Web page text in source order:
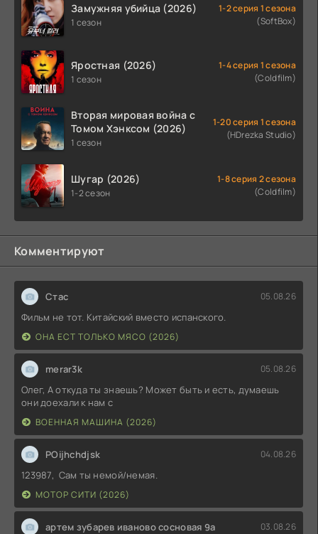
Замужняя убийца (2026)
1 сезон
1-2 серия 1 сезона
(SoftBox)
Яростная (2026)
1 сезон
1-4 серия 1 сезона
(Coldfilm)
Вторая мировая война с
Томом Хэнксом (2026)
1 сезон
1-20 серия 1 сезона
(HDrezka Studio)
Шугар (2026)
1-2 сезон
1-8 серия 2 сезона
(Coldfilm)
Комментируют
Стас 05.08.26
Фильм не тот. Китайский вместо испанского.
ОНА ЕСТ ТОЛЬКО МЯСО (2026)
merar3k 05.08.26
Олег, А откуда ты знаешь? Может быть и есть, думаешь
они доехали к нам с
ВОЕННАЯ МАШИНА (2026)
POijhchdjsk 04.08.26
123987, Сам ты немой/немая.
МОТОР СИТИ (2026)
артем зубарев иваново сосновая 9а 03.08.26